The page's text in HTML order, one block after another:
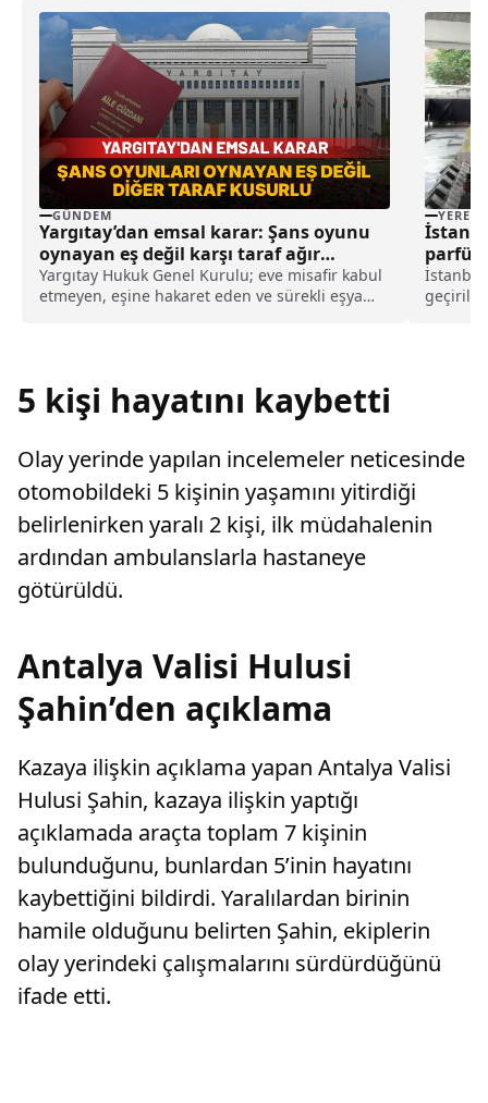
GÜNDEM
Yargıtay’dan emsal karar: Şans oyunu
oynayan eş değil karşı taraf ağır
kusurlu sayıldı
Yargıtay Hukuk Genel Kurulu; eve misafir kabul
etmeyen, eşine hakaret eden ve sürekli eşya
YEREL
geçirildi,
5 kişi hayatını kaybetti
Olay yerinde yapılan incelemeler neticesinde
otomobildeki 5 kişinin yaşamını yitirdiği
belirlenirken yaralı 2 kişi, ilk müdahalenin
ardından ambulanslarla hastaneye
götürüldü.
Antalya Valisi Hulusi
Şahin’den açıklama
Kazaya ilişkin açıklama yapan Antalya Valisi
Hulusi Şahin, kazaya ilişkin yaptığı
açıklamada araçta toplam 7 kişinin
bulunduğunu, bunlardan 5’inin hayatını
kaybettiğini bildirdi. Yaralılardan birinin
hamile olduğunu belirten Şahin, ekiplerin
olay yerindeki çalışmalarını sürdürdüğünü
ifade etti.